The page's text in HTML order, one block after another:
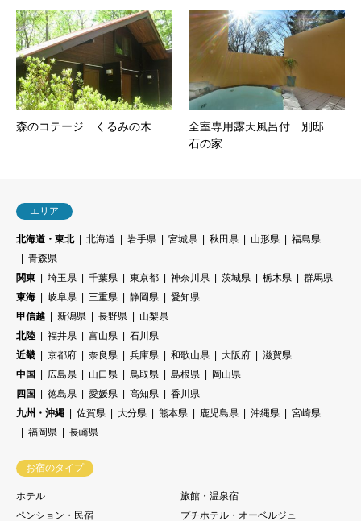
森のコテージ くるみの木
全室専用露天風呂付 別邸
石の家
エリア
北海道・東北 北海道 岩手県 宮城県 秋田県 山形県
福島県
青森県
関東
埼玉県 千葉県 東京都 神奈川県 茨城県 栃木県
群馬県
東海
岐阜県 三重県 静岡県
愛知県
甲信越
新潟県 長野県
山梨県
北陸
福井県 富山県
石川県
近畿
京都府 奈良県 兵庫県 和歌山県 大阪府
滋賀県
中国
広島県 山口県 鳥取県 島根県
岡山県
四国
徳島県 愛媛県 高知県
香川県
九州・沖縄
佐賀県 大分県 熊本県 鹿児島県 沖縄県
宮崎県
福岡県
長崎県
お宿のタイプ
ホテル
旅館・温泉宿
ペンション・民宿
プチホテル・オーベルジュ